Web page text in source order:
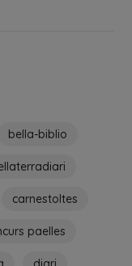
bella-biblio
carnestoltes
paelles